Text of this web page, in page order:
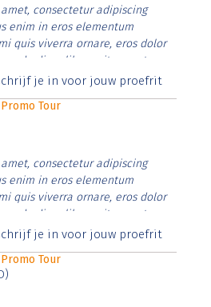
consectetur adipiscing
enim in eros elementum
quis viverra ornare, eros dolor
diam libero vitae erat.
justo cursus id rutrum lorem
je in voor jouw proefrit
Tour
consectetur adipiscing
enim in eros elementum
quis viverra ornare, eros dolor
diam libero vitae erat.
justo cursus id rutrum lorem
je in voor jouw proefrit
Tour